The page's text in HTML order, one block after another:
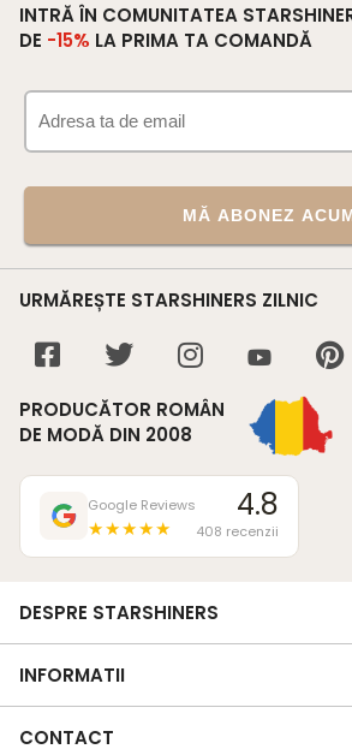
INTRĂ ÎN COMUNITATEA
DE -15% LA PRIMA TA COMANDĂ
MĂ ABONEZ
URMĂREȘTE STARSHINERS ZILNIC
PRODUCĂTOR ROMÂN
DE MODĂ DIN 2008
Google Reviews
★★★★★
4.8
408 recenzii
DESPRE STARSHINERS
INFORMATII
CONTACT